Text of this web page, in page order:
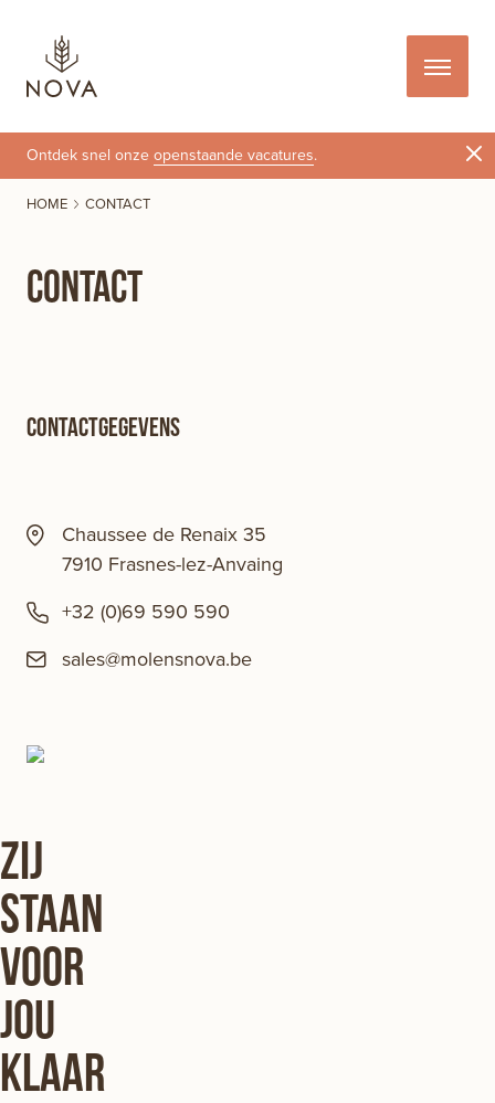
Ontdek snel onzeopenstaande vacatures.
HOME CONTACT
Contact
Contactgegevens
Chaussee de Renaix 35
7910 Frasnes-lez-Anvaing
+32 (0)69 590 590
sales@molensnova.be
Zij
staan
voor
jou
klaar